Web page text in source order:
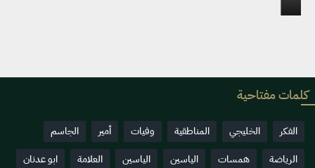
كلمات مفتاحية
الفكر الخليجي المناطقية وفيات أمير
الجاسم
الرياضة
همسات الياسين الياسين العلامة
ابو عدنان